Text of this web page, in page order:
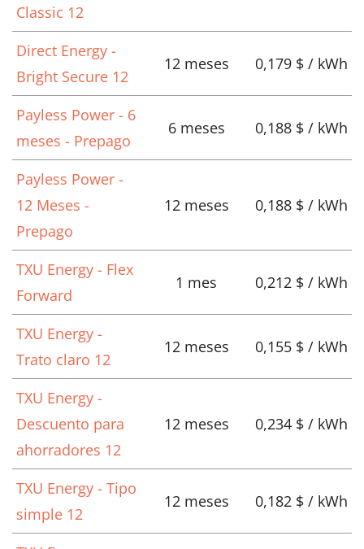
Classic 12
Direct Energy -
Bright Secure 12
12 meses 0,179 $ / kWh
Payless Power - 6
meses - Prepago
6 meses 0,188 $ / kWh
Payless Power -
12 Meses -
Prepago
12 meses 0,188 $ / kWh
TXU Energy - Flex
Forward
1 mes 0,212 $ / kWh
TXU Energy -
Trato claro 12
12 meses 0,155 $ / kWh
TXU Energy -
Descuento para
ahorradores 12
12 meses 0,234 $ / kWh
TXU Energy - Tipo
simple 12
12 meses 0,182 $ / kWh